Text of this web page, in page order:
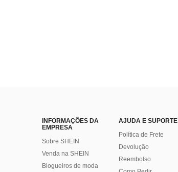
INFORMAÇÕES DA
EMPRESA
Sobre SHEIN
Venda na SHEIN
Blogueiros de moda
AJUDA E SUPORTE
Política de Frete
Devolução
Reembolso